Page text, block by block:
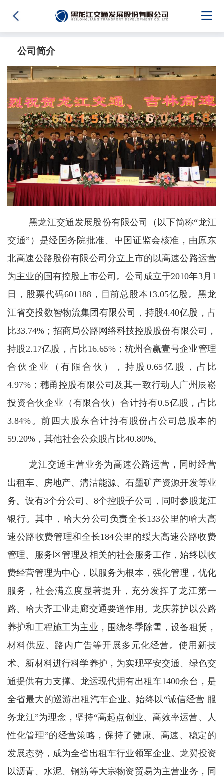
公司简介
黑龙江交通发展股份有限公司（以下简称“龙江
交通”）是经国务院批准、中国证监会核准，由原东
北高速公路股份有限公司分立上市的以高速公路运营
为主业的国有控股上市公司。公司成立于2010年3月1
日，股票代码601188，目前总股本13.05亿股。黑龙
江省交投数智物流集团有限公司，持股4.40亿股，占
比33.74%；招商局公路网络科技控股股份有限公司，
持股2.17亿股，占比16.65%；杭州合赢壹号企业管理
合伙企业（有限合伙），持股0.65亿股，占比
4.97%；穗甬控股有限公司及其一致行动人广州辰崧
投资合伙企业（有限合伙）合计持有0.5亿股，占比
3.84%。前四大股东合计持有股份占公司总股本的
59.20%，其他社会公众股占比40.80%。
龙江交通主营业务为高速公路运营，同时经营
出租车、房地产、清洁能源、石墨矿产资源开发等业
务。设有3个分公司、8个控股子公司，同时参股龙江
银行。 其中，哈大分公司负责全长133公里的哈大高
速公路收费管理和全长184公里的绥大高速公路收费
管理、服务区管理及相关的社会服务工作，始终以收
费经营管理为中心，以服务为根本，强化管理，优化
服务，社会满意度显著提升，充分发挥了龙江第一
路、哈大齐工业走廊交通要道作用。龙庆养护以公路
养护和工程施工为主业，围绕冬季除雪，设备租赁，
材料供应、路内广告等开展多元化经营。 使用新技
术、新材料进行科学养护，为实现平安交通、绿色交
通提供有力支撑。龙运现代拥有出租车1400余台，是
全省最大的巡游出租汽车企业。始终以“诚信经营 服
务龙江”为理念，坚持“高起点创业、高效率运营、人
性化管理”的经营策略，保持了健康、高速、稳定的
发展态势，成为全省出租车行业领军企业。龙翼投资
以沥青、水泥、钢筋等大宗物资贸易为主营业务，同